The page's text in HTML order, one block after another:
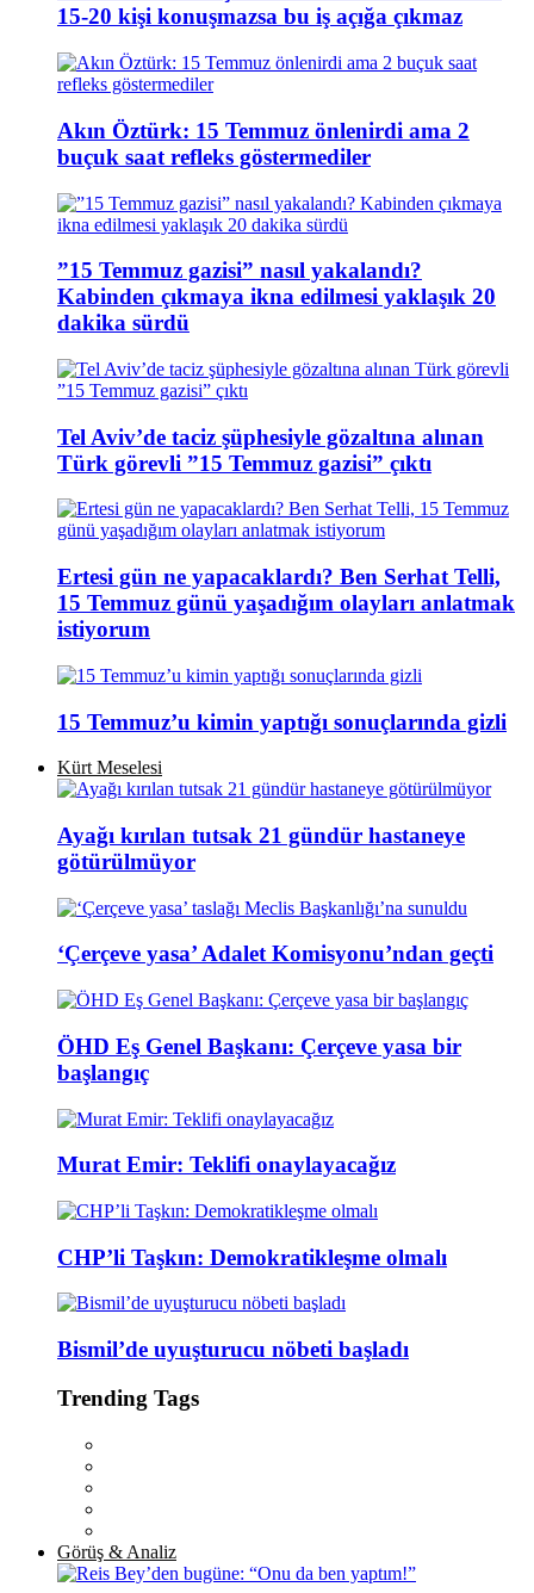
15-20 kişi konuşmazsa bu iş açığa çıkmaz
Akın Öztürk: 15 Temmuz önlenirdi ama 2
buçuk saat refleks göstermediler
”15 Temmuz gazisi” nasıl yakalandı?
Kabinden çıkmaya ikna edilmesi yaklaşık 20
dakika sürdü
Tel Aviv’de taciz şüphesiyle gözaltına alınan
Türk görevli ”15 Temmuz gazisi” çıktı
Ertesi gün ne yapacaklardı? Ben Serhat Telli,
15 Temmuz günü yaşadığım olayları anlatmak
istiyorum
15 Temmuz’u kimin yaptığı sonuçlarında gizli
Kürt Meselesi
Ayağı kırılan tutsak 21 gündür hastaneye
götürülmüyor
‘Çerçeve yasa’ Adalet Komisyonu’ndan geçti
ÖHD Eş Genel Başkanı: Çerçeve yasa bir
başlangıç
Murat Emir: Teklifi onaylayacağız
CHP’li Taşkın: Demokratikleşme olmalı
Bismil’de uyuşturucu nöbeti başladı
Trending Tags
Görüş & Analiz